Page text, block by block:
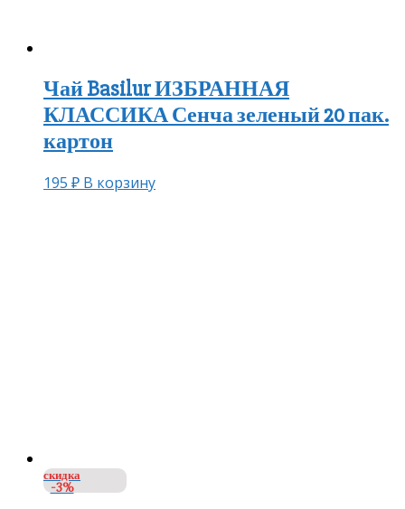
Чай Basilur ИЗБРАННАЯ
КЛАССИКА Сенча зеленый 20 пак.
картон
195 ₽ В корзину
скидка
-3%